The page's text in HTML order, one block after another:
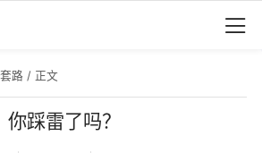
套路 / 正文
踩雷了吗？